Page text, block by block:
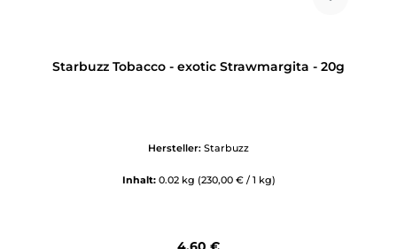
Starbuzz Tobacco - exotic Strawmargita - 20g
Hersteller: Starbuzz
Inhalt: 0.02 kg (230,00 € / 1 kg)
Regulärer Preis: